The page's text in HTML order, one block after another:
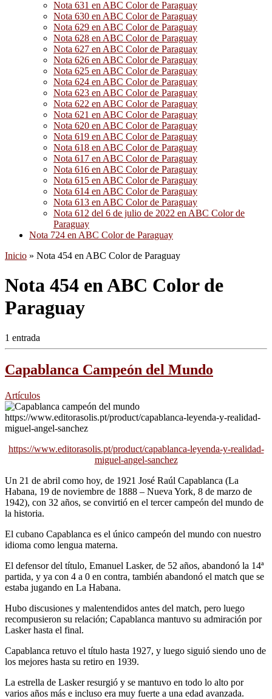
Nota 631 en ABC Color de Paraguay
Nota 630 en ABC Color de Paraguay
Nota 629 en ABC Color de Paraguay
Nota 628 en ABC Color de Paraguay
Nota 627 en ABC Color de Paraguay
Nota 626 en ABC Color de Paraguay
Nota 625 en ABC Color de Paraguay
Nota 624 en ABC Color de Paraguay
Nota 623 en ABC Color de Paraguay
Nota 622 en ABC Color de Paraguay
Nota 621 en ABC Color de Paraguay
Nota 620 en ABC Color de Paraguay
Nota 619 en ABC Color de Paraguay
Nota 618 en ABC Color de Paraguay
Nota 617 en ABC Color de Paraguay
Nota 616 en ABC Color de Paraguay
Nota 615 en ABC Color de Paraguay
Nota 614 en ABC Color de Paraguay
Nota 613 en ABC Color de Paraguay
Nota 612 del 6 de julio de 2022 en ABC Color de
Paraguay
Nota 724 en ABC Color de Paraguay
Inicio » Nota 454 en ABC Color de Paraguay
Nota 454 en ABC Color de
Paraguay
1 entrada
Capablanca Campeón del Mundo
Artículos
https://www.editorasolis.pt/product/capablanca-leyenda-y-realidad-
miguel-angel-sanchez
Un 21 de abril como hoy, de 1921 José Raúl Capablanca (La
Habana, 19 de noviembre de 1888 – Nueva York, 8 de marzo de
1942), con 32 años, se convirtió en el tercer campeón del mundo de
la historia.
El cubano Capablanca es el único campeón del mundo con nuestro
idioma como lengua materna.
El defensor del título, Emanuel Lasker, de 52 años, abandonó la 14ª
partida, y ya con 4 a 0 en contra, también abandonó el match que se
estaba jugando en La Habana.
Hubo discusiones y malentendidos antes del match, pero luego
recompusieron su relación; Capablanca mantuvo su admiración por
Lasker hasta el final.
Capablanca retuvo el título hasta 1927, y luego siguió siendo uno de
los mejores hasta su retiro en 1939.
La estrella de Lasker resurgió y se mantuvo en todo lo alto por
varios años más e incluso era muy fuerte a una edad avanzada.